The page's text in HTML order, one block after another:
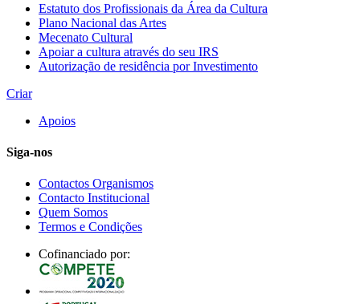
Estatuto dos Profissionais da Área da Cultura
Plano Nacional das Artes
Mecenato Cultural
Apoiar a cultura através do seu IRS
Autorização de residência por Investimento
Criar
Apoios
Siga-nos
Contactos Organismos
Contacto Institucional
Quem Somos
Termos e Condições
Cofinanciado por: